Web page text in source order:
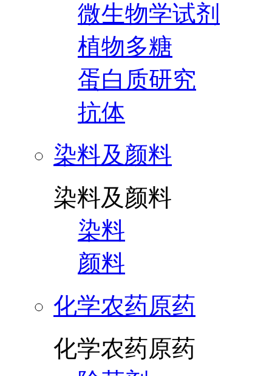
微生物学试剂
植物多糖
蛋白质研究
抗体
染料及颜料
染料及颜料
染料
颜料
化学农药原药
化学农药原药